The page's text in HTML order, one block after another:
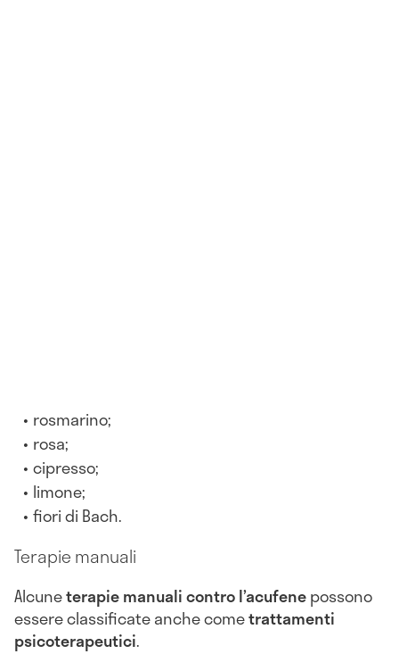
rosmarino;
rosa;
cipresso;
limone;
fiori di Bach.
Terapie manuali
Alcuneterapie manuali contro l’acufenepossono
essere classificate anche cometrattamenti
psicoterapeutici.